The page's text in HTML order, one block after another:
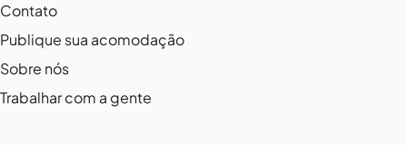
Contato
Publique sua acomodação
Sobre nós
Trabalhar com a gente